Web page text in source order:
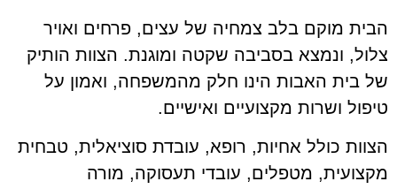
הבית מוקם בלב צמחיה של עצים, פרחים ואויר
צלול, ונמצא בסביבה שקטה ומוגנת. הצוות הותיק
של בית האבות הינו חלק מהמשפחה, ואמון על
טיפול ושרות מקצועיים ואישיים.
הצוות כולל אחיות, רופא, עובדת סוציאלית, טבחית
מקצועית, מטפלים, עובדי תעסוקה, מורה